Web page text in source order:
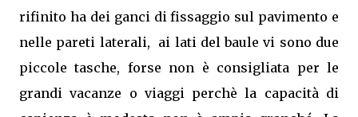
rifinito ha dei ganci di fissaggio sul pavimento e
nelle pareti laterali, ai lati del baule vi sono due
piccole tasche, forse non è consigliata per le
grandi vacanze o viaggi perchè la capacità di